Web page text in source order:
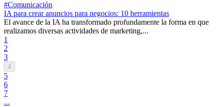
#Comunicación
IA para crear anuncios para negocios: 10 herramientas
El avance de la IA ha transformado profundamente la forma en que
realizamos diversas actividades de marketing,...
1
2
3
4
5
6
7
...